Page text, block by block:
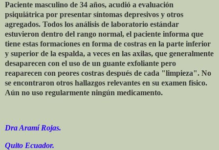
Paciente masculino de 34 años, acudió a evaluación
psiquiátrica por presentar síntomas depresivos y otros
agregados. Todos los análisis de laboratorio estándar
estuvieron dentro del rango normal, el paciente informa que
tiene estas formaciones en forma de costras en la parte inferior
y superior de la espalda, a veces en las axilas, que generalmente
desaparecen con el uso de un guante exfoliante pero
reaparecen con peores costras después de cada "limpieza". No
se encontraron otros hallazgos relevantes en su examen físico.
Aún no uso regularmente ningún medicamento.
Dra Aramí Rojas.
Quito Ecuador.